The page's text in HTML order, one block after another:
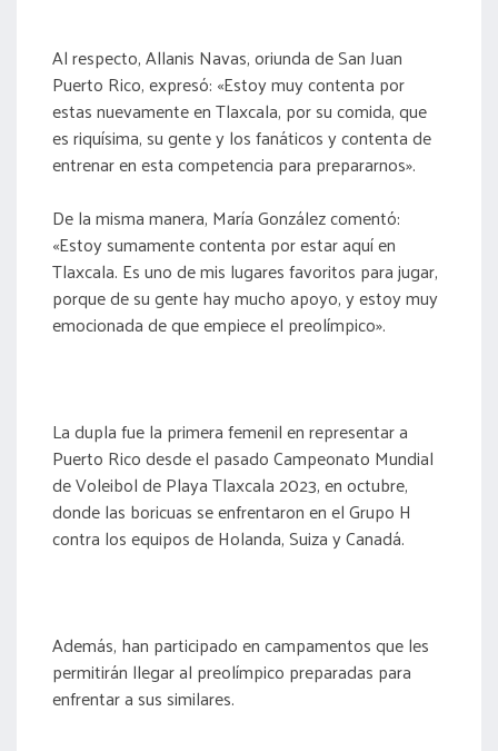
Al respecto, Allanis Navas, oriunda de San Juan
Puerto Rico, expresó: «Estoy muy contenta por
estas nuevamente en Tlaxcala, por su comida, que
es riquísima, su gente y los fanáticos y contenta de
entrenar en esta competencia para prepararnos».
De la misma manera, María González comentó:
«Estoy sumamente contenta por estar aquí en
Tlaxcala. Es uno de mis lugares favoritos para jugar,
porque de su gente hay mucho apoyo, y estoy muy
emocionada de que empiece el preolímpico».
La dupla fue la primera femenil en representar a
Puerto Rico desde el pasado Campeonato Mundial
de Voleibol de Playa Tlaxcala 2023, en octubre,
donde las boricuas se enfrentaron en el Grupo H
contra los equipos de Holanda, Suiza y Canadá.
Además, han participado en campamentos que les
permitirán llegar al preolímpico preparadas para
enfrentar a sus similares.